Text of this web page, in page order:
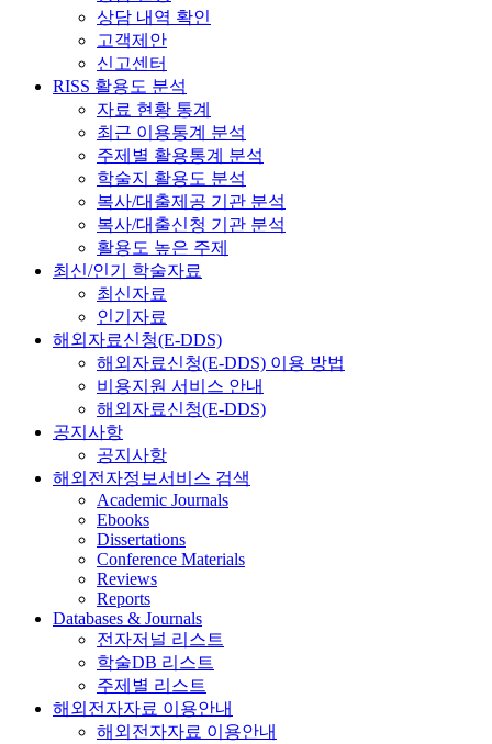
상담 내역 확인
고객제안
신고센터
RISS 활용도 분석
자료 현황 통계
최근 이용통계 분석
주제별 활용통계 분석
학술지 활용도 분석
복사/대출제공 기관 분석
복사/대출신청 기관 분석
활용도 높은 주제
최신/인기 학술자료
최신자료
인기자료
해외자료신청(E-DDS)
해외자료신청(E-DDS) 이용 방법
비용지원 서비스 안내
해외자료신청(E-DDS)
공지사항
공지사항
해외전자정보서비스 검색
Academic Journals
Ebooks
Dissertations
Conference Materials
Reviews
Reports
Databases & Journals
전자저널 리스트
학술DB 리스트
주제별 리스트
해외전자자료 이용안내
해외전자자료 이용안내